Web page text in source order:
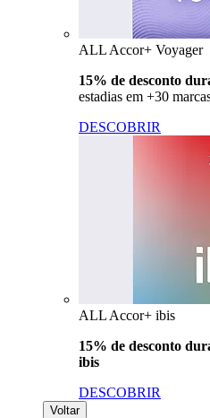
ALL Accor+ Voyager
15% de desconto
estadias em +30
DESCOBRIR
ALL Accor+ ibis
15% de desconto
ibis
DESCOBRIR
Voltar